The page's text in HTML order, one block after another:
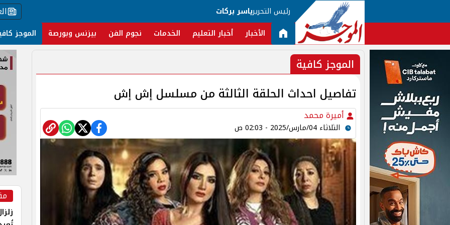
رئيس التحريرياسر بركات
الأخبار أخبار التعليم الخدمات نجوم الفن بيزنس وبورصة الموجز
الموجز كافية
تفاصيل احداث الحلقة الثالثة من مسلسل إش إش
أميرة محمد
الثلاثاء 04/مارس/2025 - 02:03 ص